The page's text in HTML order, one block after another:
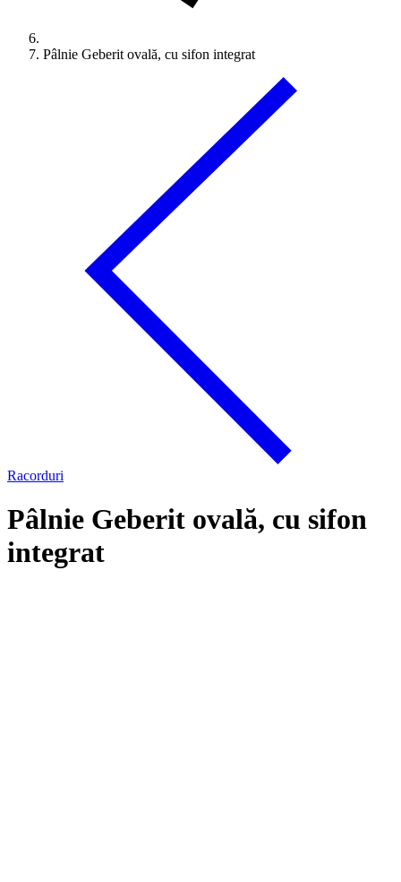
Pâlnie Geberit ovală, cu sifon integrat
Racorduri
Pâlnie Geberit ovală, cu sifon
integrat